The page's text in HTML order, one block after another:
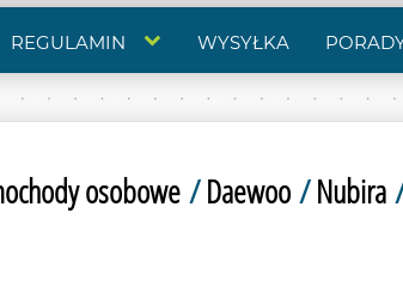
REGULAMIN WYSYŁKA
osobowe/Daewoo/Nubira